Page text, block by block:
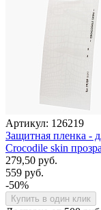
Артикул: 126219
Защитная пленка -
Crocodile skin
279,50 руб.
559 руб.
-50%
Купить в один клик